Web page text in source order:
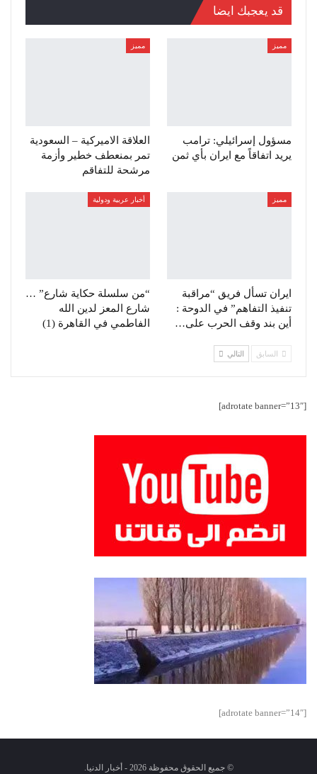
قد يعجبك ايضا
مميز
مسؤول إسرائيلي: ترامب
يريد اتفاقاً مع ايران بأي ثمن
مميز
العلاقة الاميركية – السعودية
تمر بمنعطف خطير وأزمة
مرشحة للتفاقم
مميز
ايران تسأل فريق “مراقبة
تنفيذ التفاهم” في الدوحة :
أين بند وقف الحرب على…
أخبار عربية ودولية
“من سلسلة حكاية شارع” …
شارع المعز لدين الله
الفاطمي في القاهرة (1)
السابق التالي
[adrotate banner=”13″]
[adrotate banner=”14″]
© جميع الحقوق محفوظة 2026 - أخبار الدنيا.